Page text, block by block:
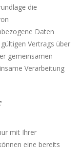
die
Daten
Vertrags über
gemeinsamen
Verarbeitung
mit Ihrer
eine bereits